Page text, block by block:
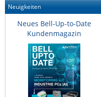
Neuigkeiten
Neues Bell-Up-to-Date
Kundenmagazin